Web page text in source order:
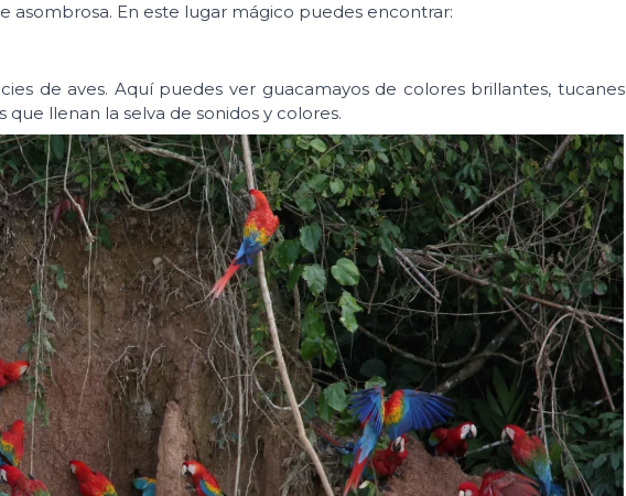
asombrosa. En este lugar mágico puedes encontrar:
de aves. Aquí puedes ver guacamayos de colores brillantes, tucanes
llenan la selva de sonidos y colores.